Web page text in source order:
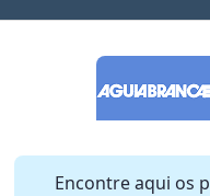
Encontre aqui os